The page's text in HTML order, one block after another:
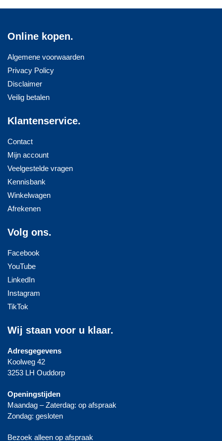
Online kopen.
Algemene voorwaarden
Privacy Policy
Disclaimer
Veilig betalen
Klantenservice.
Contact
Mijn account
Veelgestelde vragen
Kennisbank
Winkelwagen
Afrekenen
Volg ons.
Facebook
YouTube
LinkedIn
Instagram
TikTok
Wij staan voor u klaar.
Adresgegevens
Koolweg 42
3253 LH Ouddorp
Openingstijden
Maandag – Zaterdag: op afspraak
Zondag: gesloten
Bezoek alleen op afspraak